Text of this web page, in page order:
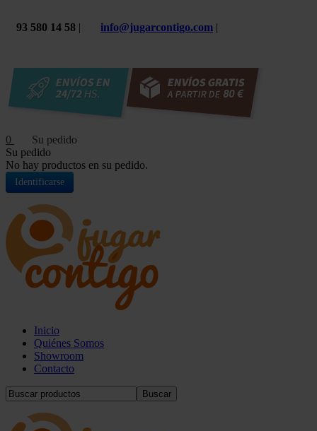
93 580 14 58 | info@jugarcontigo.com |
0
Su pedido
No hay productos en su pedido.
Identificarse
Inicio
Quiénes Somos
Showroom
Contacto
Buscar